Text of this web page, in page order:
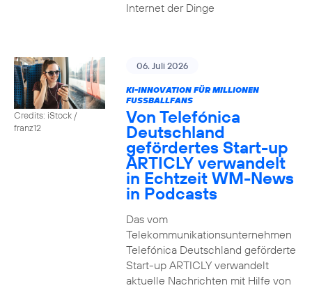
Internet der Dinge
Credits: iStock /
franz12
06. Juli 2026
KI-INNOVATION FÜR MILLIONEN
FUSSBALLFANS
Von Telefónica
Deutschland
gefördertes Start-up
ARTICLY verwandelt
in Echtzeit WM-News
in Podcasts
Das vom
Telekommunikationsunternehmen
Telefónica Deutschland geförderte
Start-up ARTICLY verwandelt
aktuelle Nachrichten mit Hilfe von